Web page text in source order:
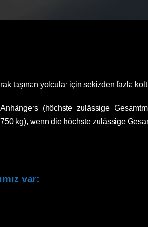
taşınan yolcular için sekizden fazla
(höchste zulässige
kg), wenn die höchste zulässige
var: